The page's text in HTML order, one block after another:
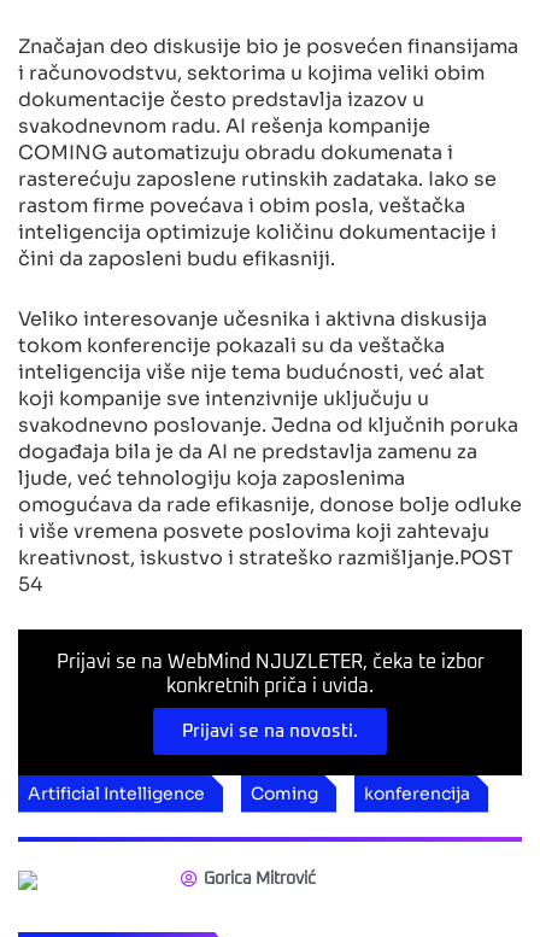
Značajan deo diskusije bio je posvećen finansijama
i računovodstvu, sektorima u kojima veliki obim
dokumentacije često predstavlja izazov u
svakodnevnom radu. AI rešenja kompanije
COMING automatizuju obradu dokumenata i
rasterećuju zaposlene rutinskih zadataka. Iako se
rastom firme povećava i obim posla, veštačka
inteligencija optimizuje količinu dokumentacije i
čini da zaposleni budu efikasniji.
Veliko interesovanje učesnika i aktivna diskusija
tokom konferencije pokazali su da veštačka
inteligencija više nije tema budućnosti, već alat
koji kompanije sve intenzivnije uključuju u
svakodnevno poslovanje. Jedna od ključnih poruka
događaja bila je da AI ne predstavlja zamenu za
ljude, već tehnologiju koja zaposlenima
omogućava da rade efikasnije, donose bolje odluke
i više vremena posvete poslovima koji zahtevaju
kreativnost, iskustvo i strateško razmišljanje.POST
54
Prijavi se na WebMind NJUZLETER, čeka te izbor
konkretnih priča i uvida.
Prijavi se na novosti.
Artificial Intelligence Coming konferencija
Gorica Mitrović